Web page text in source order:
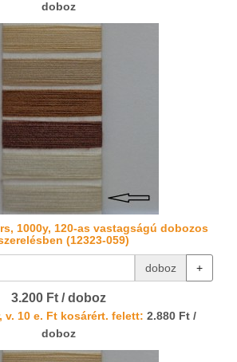
doboz
1000y, 120-as vastagságú dobozos
(12323-059)
doboz +
3.200 Ft / doboz
v. 10 e. Ft kosárért. felett: 2.880 Ft /
doboz